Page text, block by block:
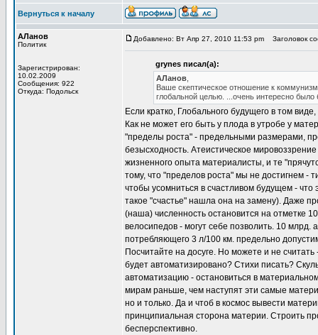
Вернуться к началу
АЛанов
Политик
Зарегистрирован:
10.02.2009
Сообщения: 922
Откуда: Подольск
Добавлено: Вт Апр 27, 2010 11:53 pm Заголовок
grynes писал(а):
АЛанов
Ваше скептическое отношение к
глобальной целью. ...очень интересно
Если кратко, Глобального будущего в том
Как не может его быть у плода в утробе у
"пределы роста" - предельными размерами,
безысходность. Атеистическое
жизненного опыта материалисты, и те
тому, что "пределов роста" мы не достигнем -
чтобы усомниться в счастливом будущем - что
такое "счастье" нашла она на замену). Даже
(наша) численность остановится на отметке
велосипедов - могут себе позволить. 10 млрд.
потребляющего 3 л/100 км. предельно
Посчитайте на досуге. Но можете и не
будет автоматизировано? Стихи писать?
автоматизацию - остановиться в
мирам раньше, чем наступят эти самые
но и только. Да и чтоб в космос вывести
принципиальная сторона материи. Строить
бесперспективно.